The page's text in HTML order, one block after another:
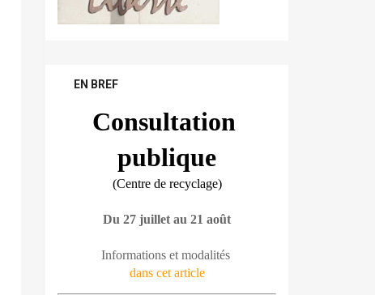
EN BREF
Consultation
publique
(Centre de recyclage)
Du 27 juillet au 21 août
Informations et modalités
dans cet article